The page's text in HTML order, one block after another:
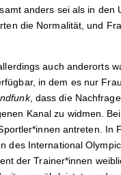
anders sei als in den
die Normalität, und
auch anderorts
in dem es nur
, dass die
Kanal zu widmen.
antreten. In
des International
der Trainer*innen